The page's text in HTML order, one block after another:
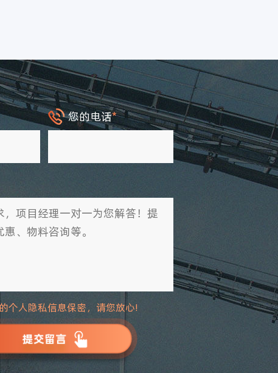
您的电话*
个人隐私信息保密，请您放心!